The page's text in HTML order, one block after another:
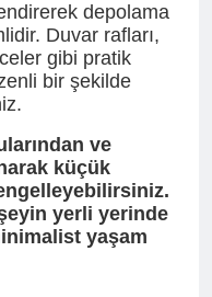
depolama
Duvar rafları,
gibi pratik
bir şekilde
ve
küçük
engelleyebilirsiniz.
yerli yerinde
yaşam